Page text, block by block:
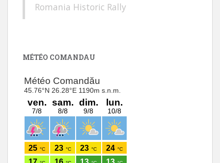
Romania Historic Rally
MÉTÉO COMANDAU